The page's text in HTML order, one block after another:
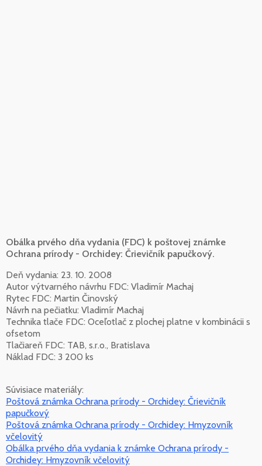
Obálka prvého dňa vydania (FDC) k poštovej známke
Ochrana prírody - Orchidey: Črievičník papučkový.
Deň vydania: 23. 10. 2008
Autor výtvarného návrhu FDC: Vladimír Machaj
Rytec FDC: Martin Činovský
Návrh na pečiatku: Vladimír Machaj
Technika tlače FDC: Oceľotlač z plochej platne v kombinácii s
ofsetom
Tlačiareň FDC: TAB, s.r.o., Bratislava
Náklad FDC: 3 200 ks
Súvisiace materiály:
Poštová známka Ochrana prírody - Orchidey: Črievičník
papučkový
Poštová známka Ochrana prírody - Orchidey: Hmyzovník
včelovitý
Obálka prvého dňa vydania k známke Ochrana prírody -
Orchidey: Hmyzovník včelovitý